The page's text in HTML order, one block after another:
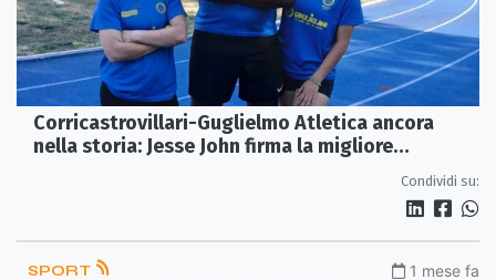
Corricastrovillari-Guglielmo Atletica ancora
nella storia: Jesse John firma la migliore
Condividi su:
SPORT 1 mese fa